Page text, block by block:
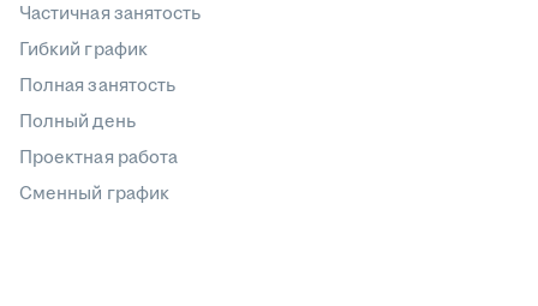
Частичная занятость
Гибкий график
Полная занятость
Полный день
Проектная работа
Сменный график